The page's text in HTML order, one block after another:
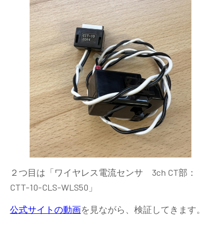
２つ目は「ワイヤレス電流センサ 3ch CT部：
CTT-10-CLS-WLS50」
公式サイトの動画を見ながら、検証してきます。